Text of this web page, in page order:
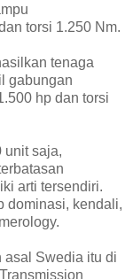
torsi 1.250 Nm.
tenaga
gabungan
hp dan torsi
unit saja,
arti tersendiri.
dominasi, kendali,
asal Swedia itu di